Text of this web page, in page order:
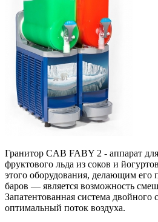
Гранитор CAB FABY 2 - аппарат
фруктового льда из соков и
этого оборудования, делающим его
баров — является возможность
Запатентованная система двойного
оптимальный поток воздуха.